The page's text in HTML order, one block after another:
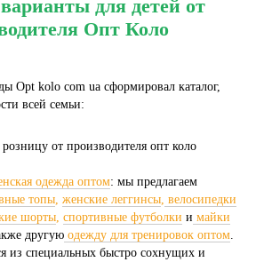
для детей от
Опт Коло
Opt kolo com ua сформировал каталог,
всей семьи:
одежда оптом: мы предлагаем
топы женские леггинсы велосипедки
шорты спортивные футболки и майки
другую одежду для тренировок оптом
из специальных быстро сохнущих и